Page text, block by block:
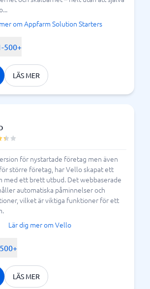
på de funktioner du vill ha och
de system som finns på marknaden
av ett bokningssystem?
om Appfarm Solution Starters
500+
LÄS MER
för nystartade företag men även
större företag, har Vello skapat ett
med ett brett utbud. Det webbaserade
automatiska påminnelser och
vilket är viktiga funktioner för ett
Lär dig mer om Vello
LÄS MER